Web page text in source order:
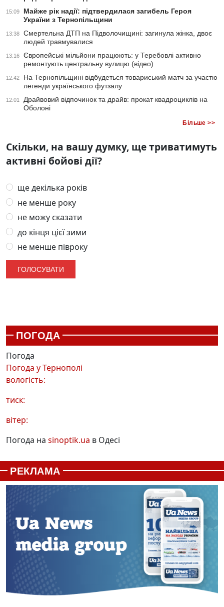
15:09
Майже рік надії: підтвердилася загибель Героя
України з Тернопільщини
13:38
Смертельна ДТП на Підволочищині: загинула жінка, двоє
людей травмувалися
13:16
Європейські мільйони працюють: у Теребовлі активно
ремонтують центральну вулицю (відео)
12:42
На Тернопільщині відбудеться товариський матч за участю
легенди українського футзалу
12:01
Драйвовий відпочинок та драйв: прокат квадроциклів на
Оболоні
Більше >>
Скільки, на вашу думку, ще триватимуть
активні бойові дії?
ще декілька років
не менше року
не можу сказати
до кінця цієї зими
не менше півроку
ПОГОДА
Погода
Погода уТернополі
вологість:
тиск:
вітер:
Погода на sinoptik.ua в Одесі
РЕКЛАМА